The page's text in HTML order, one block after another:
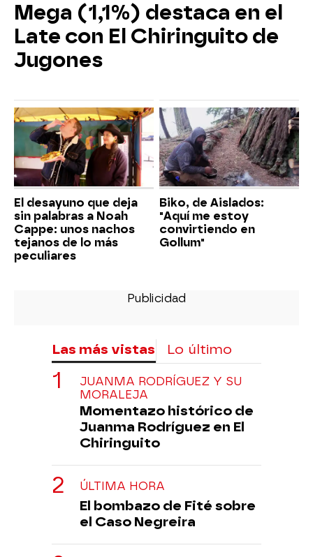
Mega (1,1%) destaca en el
Late con El Chiringuito de
Jugones
El desayuno que deja
sin palabras a Noah
Cappe: unos nachos
tejanos de lo más
peculiares
Biko, de Aislados:
"Aquí me estoy
convirtiendo en
Gollum"
Las más vistas Lo último
JUANMA RODRÍGUEZ Y SU
MORALEJA
Momentazo histórico de
Juanma Rodríguez en El
Chiringuito
ÚLTIMA HORA
El bombazo de Fité sobre
el Caso Negreira